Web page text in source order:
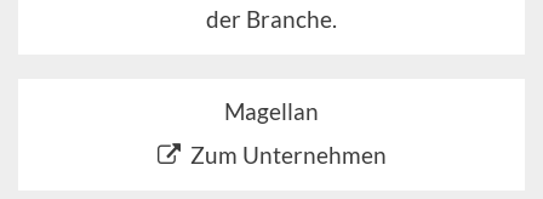
der Branche.
Magellan
Zum Unternehmen